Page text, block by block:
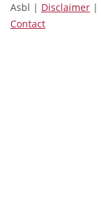
Asbl | Disclaimer |
Contact